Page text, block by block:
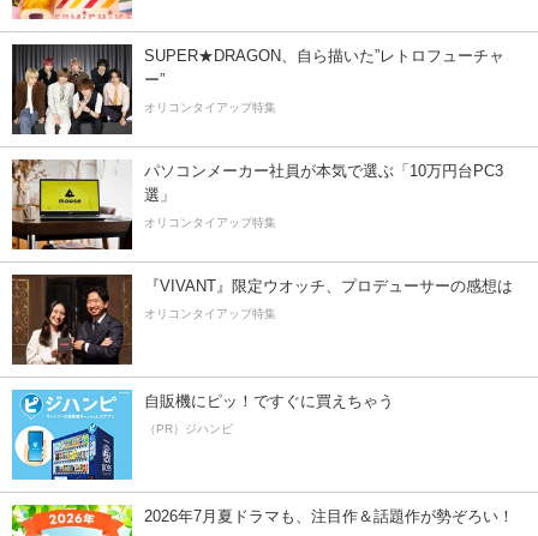
SUPER★DRAGON、自ら描いた”レトロフューチャ
ー”
オリコンタイアップ特集
パソコンメーカー社員が本気で選ぶ「10万円台PC3
選」
オリコンタイアップ特集
『VIVANT』限定ウオッチ、プロデューサーの感想は
オリコンタイアップ特集
自販機にピッ！ですぐに買えちゃう
（PR）ジハンピ
2026年7月夏ドラマも、注目作＆話題作が勢ぞろい！